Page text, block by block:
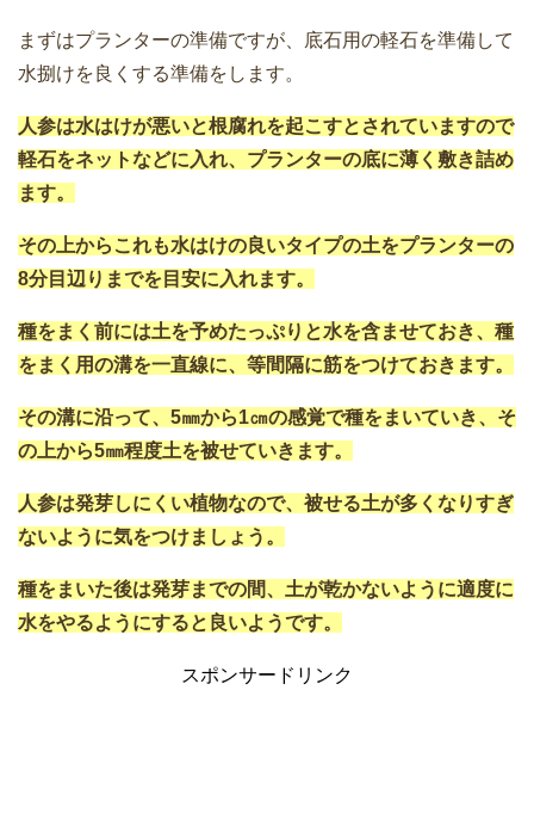
まずはプランターの準備ですが、底石用の軽石を準備して
水捌けを良くする準備をします。
人参は水はけが悪いと根腐れを起こすとされていますので
軽石をネットなどに入れ、プランターの底に薄く敷き詰め
ます。
その上からこれも水はけの良いタイプの土をプランターの
8分目辺りまでを目安に入れます。
種をまく前には土を予めたっぷりと水を含ませておき、種
をまく用の溝を一直線に、等間隔に筋をつけておきます。
その溝に沿って、5㎜から1㎝の感覚で種をまいていき、そ
の上から5㎜程度土を被せていきます。
人参は発芽しにくい植物なので、被せる土が多くなりすぎ
ないように気をつけましょう。
種をまいた後は発芽までの間、土が乾かないように適度に
水をやるようにすると良いようです。
スポンサードリンク